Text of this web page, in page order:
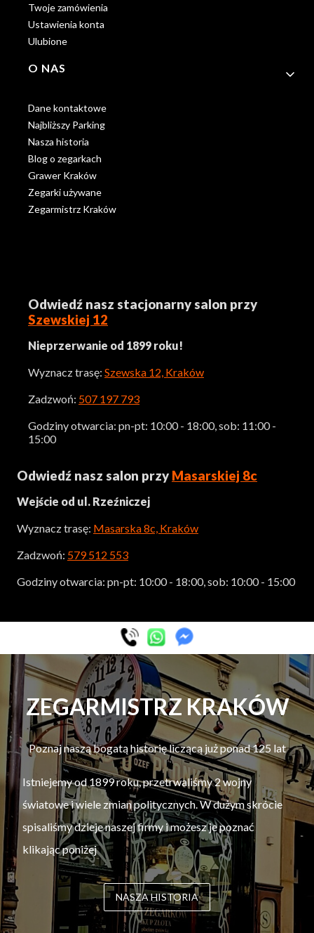
Twoje zamówienia
Ustawienia konta
Ulubione
O NAS
Dane kontaktowe
Najbliższy Parking
Nasza historia
Blog o zegarkach
Grawer Kraków
Zegarki używane
Zegarmistrz Kraków
Odwiedź nasz stacjonarny salon przy
Szewskiej 12
Nieprzerwanie od 1899 roku!
Wyznacz trasę: Szewska 12, Kraków
Zadzwoń: 507 197 793
Godziny otwarcia: pn-pt: 10:00 - 18:00, sob: 11:00 -
15:00
Odwiedź nasz salon przy Masarskiej 8c
Wejście od ul. Rzeźniczej
Wyznacz trasę: Masarska 8c, Kraków
Zadzwoń: 579 512 553
Godziny otwarcia: pn-pt: 10:00 - 18:00, sob: 10:00 - 15:00
ZEGARMISTRZ KRAKÓW
Poznaj naszą bogatą historię liczącą już ponad 125 lat
Istniejemy od 1899 roku, przetrwaliśmy 2 wojny
światowe i wiele zmian politycznych. W dużym skrócie
spisaliśmy dzieje naszej firmy i możesz je poznać
klikając poniżej
NASZA HISTORIA